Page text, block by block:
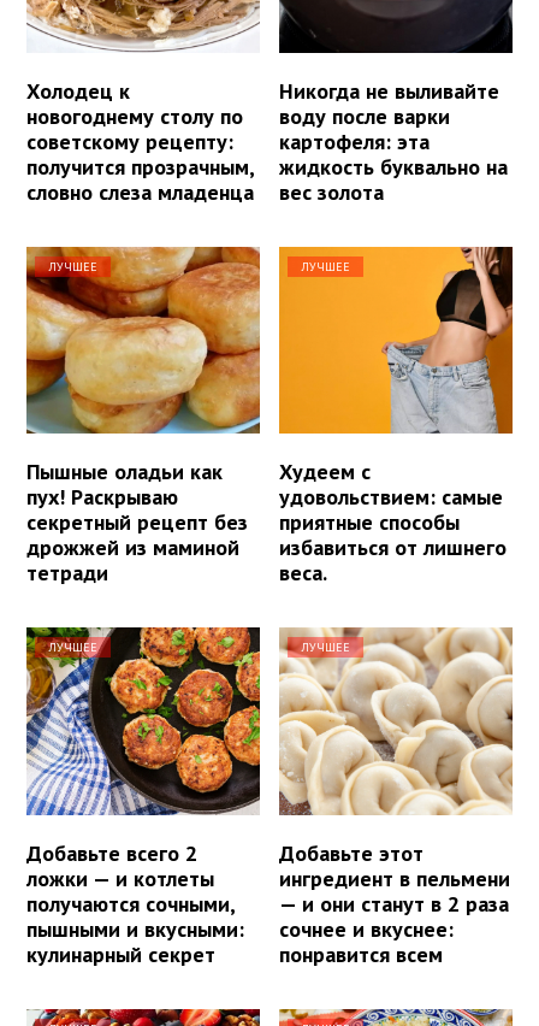
Холодец к
новогоднему столу по
советскому рецепту:
получится прозрачным,
словно слеза младенца
Никогда не выливайте
воду после варки
картофеля: эта
жидкость буквально на
вес золота
ЛУЧШЕЕ
Пышные оладьи как
пух! Раскрываю
секретный рецепт без
дрожжей из маминой
тетради
ЛУЧШЕЕ
Худеем с
удовольствием: самые
приятные способы
избавиться от лишнего
веса.
ЛУЧШЕЕ
Добавьте всего 2
ложки — и котлеты
получаются сочными,
пышными и вкусными:
кулинарный секрет
ЛУЧШЕЕ
Добавьте этот
ингредиент в пельмени
— и они станут в 2 раза
сочнее и вкуснее:
понравится всем